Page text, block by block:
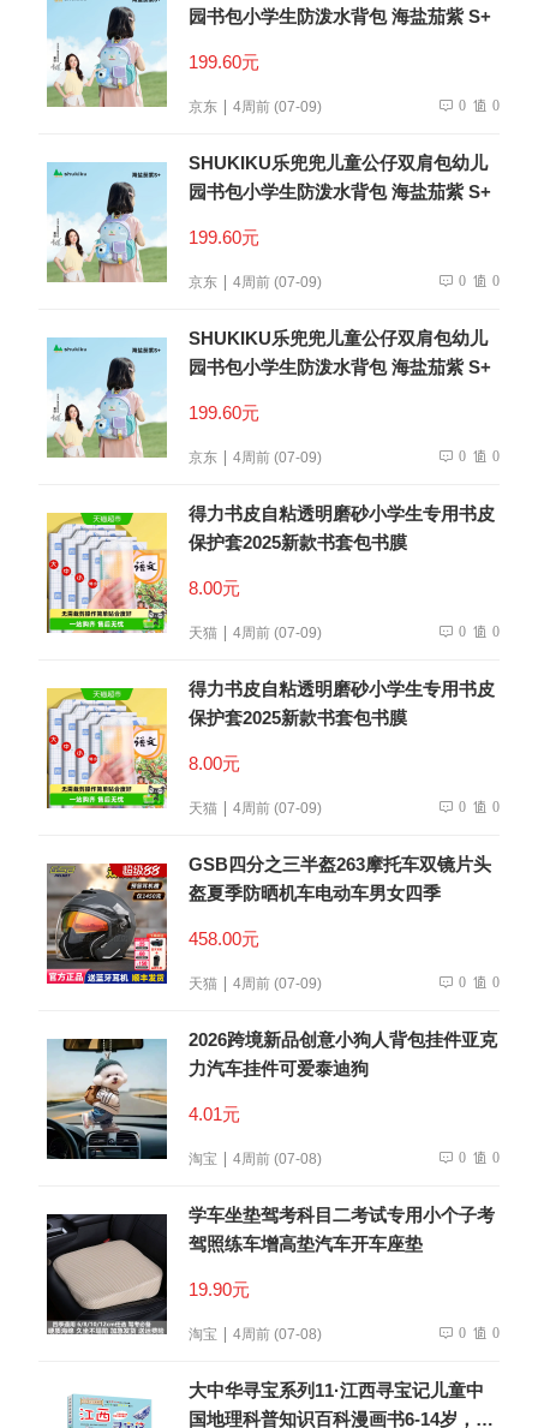
园书包小学生防泼水背包 海盐茄紫 S+
199.60元
京东 4周前 (07-09) 0 0
SHUKIKU乐兜兜儿童公仔双肩包幼儿
园书包小学生防泼水背包 海盐茄紫 S+
199.60元
京东 4周前 (07-09) 0 0
SHUKIKU乐兜兜儿童公仔双肩包幼儿
园书包小学生防泼水背包 海盐茄紫 S+
199.60元
京东 4周前 (07-09) 0 0
得力书皮自粘透明磨砂小学生专用书皮
保护套2025新款书套包书膜
8.00元
天猫 4周前 (07-09) 0 0
得力书皮自粘透明磨砂小学生专用书皮
保护套2025新款书套包书膜
8.00元
天猫 4周前 (07-09) 0 0
GSB四分之三半盔263摩托车双镜片头
盔夏季防晒机车电动车男女四季
458.00元
天猫 4周前 (07-09) 0 0
2026跨境新品创意小狗人背包挂件亚克
力汽车挂件可爱泰迪狗
4.01元
淘宝 4周前 (07-08) 0 0
学车坐垫驾考科目二考试专用小个子考
驾照练车增高垫汽车开车座垫
19.90元
淘宝 4周前 (07-08) 0 0
大中华寻宝系列11·江西寻宝记儿童中
国地理科普知识百科漫画书6-14岁，儿